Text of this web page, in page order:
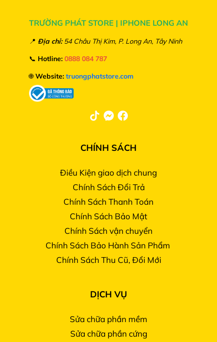
TRƯỜNG PHÁT STORE | IPHONE LONG AN
📍 Địa chỉ:54 Châu Thị Kim, P. Long An, Tây Ninh
📞 Hotline: 0888 084 787
🌐Website: truongphatstore.com
CHÍNH SÁCH
Điều Kiện giao dịch chung
Chính Sách Đổi Trả
Chính Sách Thanh Toán
Chính Sách Bảo Mật
Chính Sách vận chuyển
Chính Sách Bảo Hành Sản Phẩm
Chính Sách Thu Cũ, Đổi Mới
DỊCH VỤ
Sửa chữa phần mềm
Sửa chữa phần cứng